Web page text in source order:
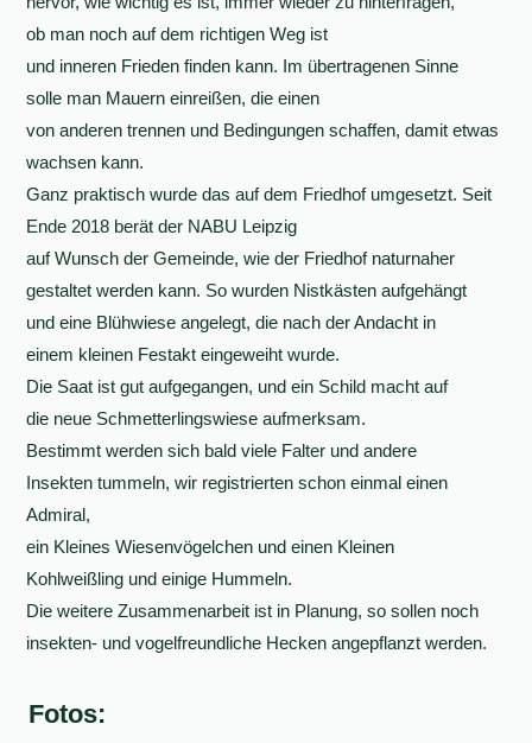
ob man noch auf dem richtigen Weg ist
und inneren Frieden finden kann. Im übertragenen Sinne
solle man Mauern einreißen, die einen
von anderen trennen und Bedingungen schaffen, damit etwas
wachsen kann.
Ganz praktisch wurde das auf dem Friedhof umgesetzt. Seit
Ende 2018 berät der NABU Leipzig
auf Wunsch der Gemeinde, wie der Friedhof naturnaher
gestaltet werden kann. So wurden Nistkästen aufgehängt
und eine Blühwiese angelegt, die nach der Andacht in
einem kleinen Festakt eingeweiht wurde.
Die Saat ist gut aufgegangen, und ein Schild macht auf
die neue Schmetterlingswiese aufmerksam.
Bestimmt werden sich bald viele Falter und andere
Insekten tummeln, wir registrierten schon einmal einen
Admiral,
ein Kleines Wiesenvögelchen und einen Kleinen
Kohlweißling und einige Hummeln.
Die weitere Zusammenarbeit ist in Planung, so sollen noch
insekten- und vogelfreundliche Hecken angepflanzt werden.
Fotos: